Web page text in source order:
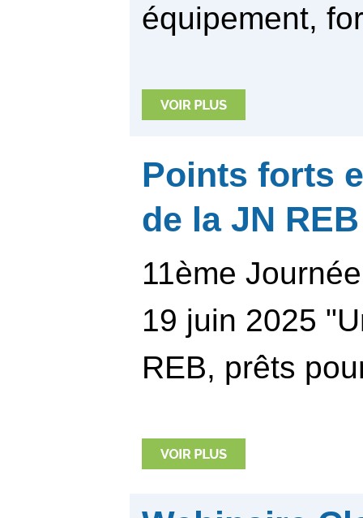
équipement,
Points forts
de la JN
11ème
19 juin 2025
REB, prêts